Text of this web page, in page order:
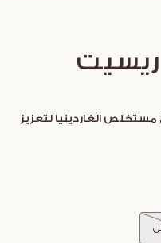
ريسيت
الغاردينيا لتعزيز